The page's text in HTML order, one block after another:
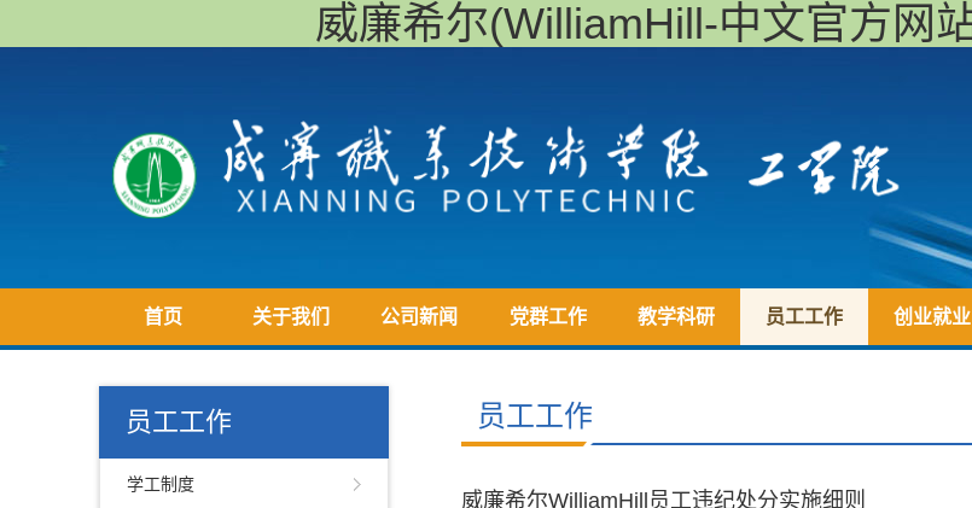
威廉希尔(WilliamHill-中文官方网
首页 关于我们 公司新闻 党群工作 教学科研 员工工作 创业就业
员工工作
学工制度
员工工作
威廉希尔WilliamHill员工违纪处分实施细则